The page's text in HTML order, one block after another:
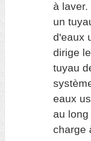
à
un
d'eaux
dirige
tuyau
eaux
au
charge